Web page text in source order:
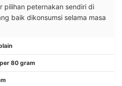
pilihan peternakan sendiri di
baik dikonsumsi selama masa
80 gram